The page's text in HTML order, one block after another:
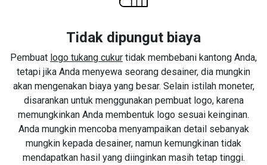
Tidak dipungut biaya
Pembuat logo tukang cukur tidak membebani kantong Anda,
tetapi jika Anda menyewa seorang desainer, dia mungkin
akan mengenakan biaya yang besar. Selain istilah moneter,
disarankan untuk menggunakan pembuat logo, karena
memungkinkan Anda membentuk logo sesuai keinginan.
Anda mungkin mencoba menyampaikan detail sebanyak
mungkin kepada desainer, namun kemungkinan tidak
mendapatkan hasil yang diinginkan masih tetap tinggi.